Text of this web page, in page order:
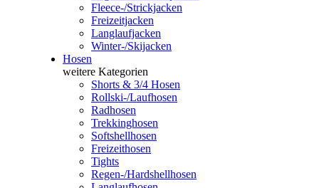
Fleece-/Strickjacken
Freizeitjacken
Langlaufjacken
Winter-/Skijacken
Hosen
weitere Kategorien
Shorts & 3/4 Hosen
Rollski-/Laufhosen
Radhosen
Trekkinghosen
Softshellhosen
Freizeithosen
Tights
Regen-/Hardshellhosen